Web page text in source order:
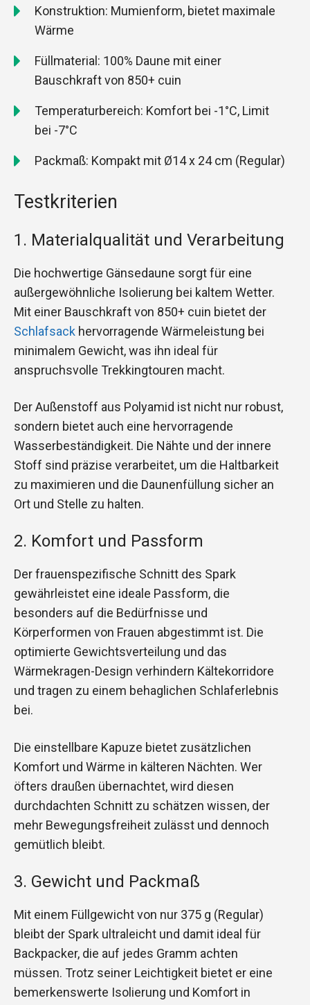
Konstruktion: Mumienform, bietet maximale
Wärme
Füllmaterial: 100% Daune mit einer
Bauschkraft von 850+ cuin
Temperaturbereich: Komfort bei -1°C, Limit
bei -7°C
Packmaß: Kompakt mit Ø14 x 24 cm (Regular)
Testkriterien
1. Materialqualität und Verarbeitung
Die hochwertige Gänsedaune sorgt für eine
außergewöhnliche Isolierung bei kaltem Wetter.
Mit einer Bauschkraft von 850+ cuin bietet der
Schlafsack hervorragende Wärmeleistung bei
minimalem Gewicht, was ihn ideal für
anspruchsvolle Trekkingtouren macht.
Der Außenstoff aus Polyamid ist nicht nur robust,
sondern bietet auch eine hervorragende
Wasserbeständigkeit. Die Nähte und der innere
Stoff sind präzise verarbeitet, um die Haltbarkeit
zu maximieren und die Daunenfüllung sicher an
Ort und Stelle zu halten.
2. Komfort und Passform
Der frauenspezifische Schnitt des Spark
gewährleistet eine ideale Passform, die
besonders auf die Bedürfnisse und
Körperformen von Frauen abgestimmt ist. Die
optimierte Gewichtsverteilung und das
Wärmekragen-Design verhindern Kältekorridore
und tragen zu einem behaglichen Schlaferlebnis
bei.
Die einstellbare Kapuze bietet zusätzlichen
Komfort und Wärme in kälteren Nächten. Wer
öfters draußen übernachtet, wird diesen
durchdachten Schnitt zu schätzen wissen, der
mehr Bewegungsfreiheit zulässt und dennoch
gemütlich bleibt.
3. Gewicht und Packmaß
Mit einem Füllgewicht von nur 375 g (Regular)
bleibt der Spark ultraleicht und damit ideal für
Backpacker, die auf jedes Gramm achten
müssen. Trotz seiner Leichtigkeit bietet er eine
bemerkenswerte Isolierung und Komfort in